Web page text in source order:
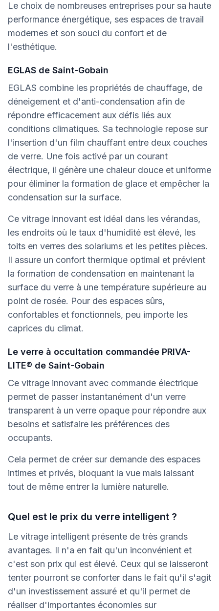
Le choix de nombreuses entreprises pour sa haute
performance énergétique, ses espaces de travail
modernes et son souci du confort et de
l'esthétique.
EGLAS de Saint-Gobain
EGLAS combine les propriétés de chauffage, de
déneigement et d'anti-condensation afin de
répondre efficacement aux défis liés aux
conditions climatiques. Sa technologie repose sur
l'insertion d'un film chauffant entre deux couches
de verre. Une fois activé par un courant
électrique, il génère une chaleur douce et uniforme
pour éliminer la formation de glace et empêcher la
condensation sur la surface.
Ce vitrage innovant est idéal dans les vérandas,
les endroits où le taux d'humidité est élevé, les
toits en verres des solariums et les petites pièces.
Il assure un confort thermique optimal et prévient
la formation de condensation en maintenant la
surface du verre à une température supérieure au
point de rosée. Pour des espaces sûrs,
confortables et fonctionnels, peu importe les
caprices du climat.
Le verre à occultation commandée PRIVA-
LITE® de Saint-Gobain
Ce vitrage innovant avec commande électrique
permet de passer instantanément d'un verre
transparent à un verre opaque pour répondre aux
besoins et satisfaire les préférences des
occupants.
Cela permet de créer sur demande des espaces
intimes et privés, bloquant la vue mais laissant
tout de même entrer la lumière naturelle.
Quel est le prix du verre intelligent ?
Le vitrage intelligent présente de très grands
avantages. Il n'a en fait qu'un inconvénient et
c'est son prix qui est élevé. Ceux qui se laisseront
tenter pourront se conforter dans le fait qu'il s'agit
d'un investissement assuré et qu'il permet de
réaliser d'importantes économies sur